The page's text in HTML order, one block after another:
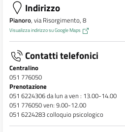
Indirizzo
Pianoro, via Risorgimento, 8
Visualizza indirizzo su Google Maps
Contatti telefonici
Centralino
051 776050
Prenotazione
051 6224306 da lun a ven : 13.00-14.00
051 776050 ven: 9.00-12.00
051 6224283 colloquio psicologico